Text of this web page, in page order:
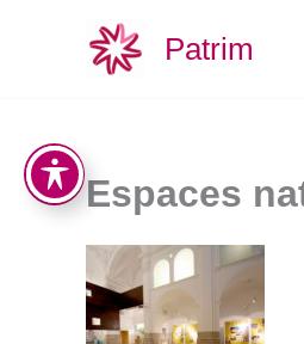
Patrim
Espaces